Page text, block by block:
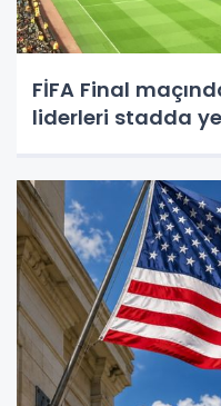
FİFA Final
liderleri stadda